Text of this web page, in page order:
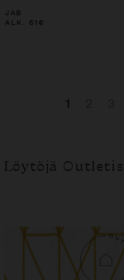
JAB
ALK. 61€
1
Löytöjä